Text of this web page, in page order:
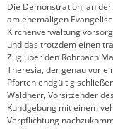
Die Demonstration, an
am ehemaligen
Kirchenverwaltung
und das trotzdem einen
Zug über den Rohrbach
Theresia, der genau vor
Pforten endgültig
Waldherr, Vorsitzender
Kundgebung mit einem
Verpflichtung